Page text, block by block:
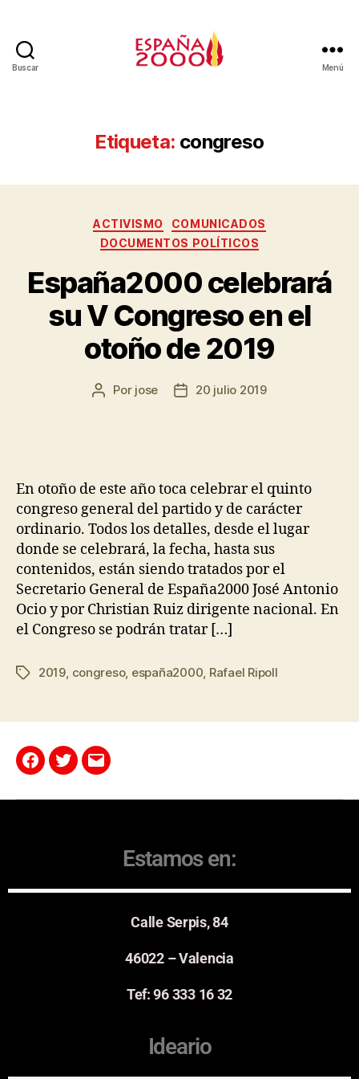
Buscar Menú
Etiqueta: congreso
ACTIVISMO
COMUNICADOS
DOCUMENTOS POLÍTICOS
España2000 celebrará
su V Congreso en el
otoño de 2019
Por jose 20 julio 2019
En otoño de este año toca celebrar el quinto
congreso general del partido y de carácter
ordinario. Todos los detalles, desde el lugar
donde se celebrará, la fecha, hasta sus
contenidos, están siendo tratados por el
Secretario General de España2000 José Antonio
Ocio y por Christian Ruiz dirigente nacional. En
el Congreso se podrán tratar […]
2019, congreso, españa2000, Rafael Ripoll
Estamos en:
Calle Serpis, 84
46022 – Valencia
Tef: 96 333 16 32
Ideario